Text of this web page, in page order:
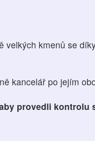
velkých kmenů se
kancelář po jejím
provedli kontrolu